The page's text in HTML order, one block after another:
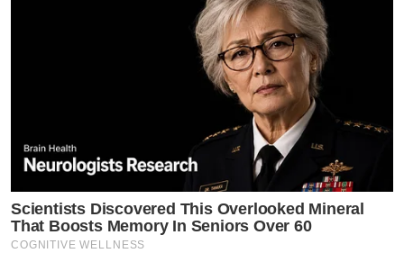
Scientists Discovered This Overlooked Mineral
That Boosts Memory In Seniors Over 60
COGNITIVE WELLNESS